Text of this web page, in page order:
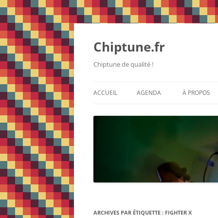
Chiptune.fr
Chiptune de qualité !
ACCUEIL AGENDA À PROPOS
ARCHIVES PAR ÉTIQUETTE : FIGHTER X